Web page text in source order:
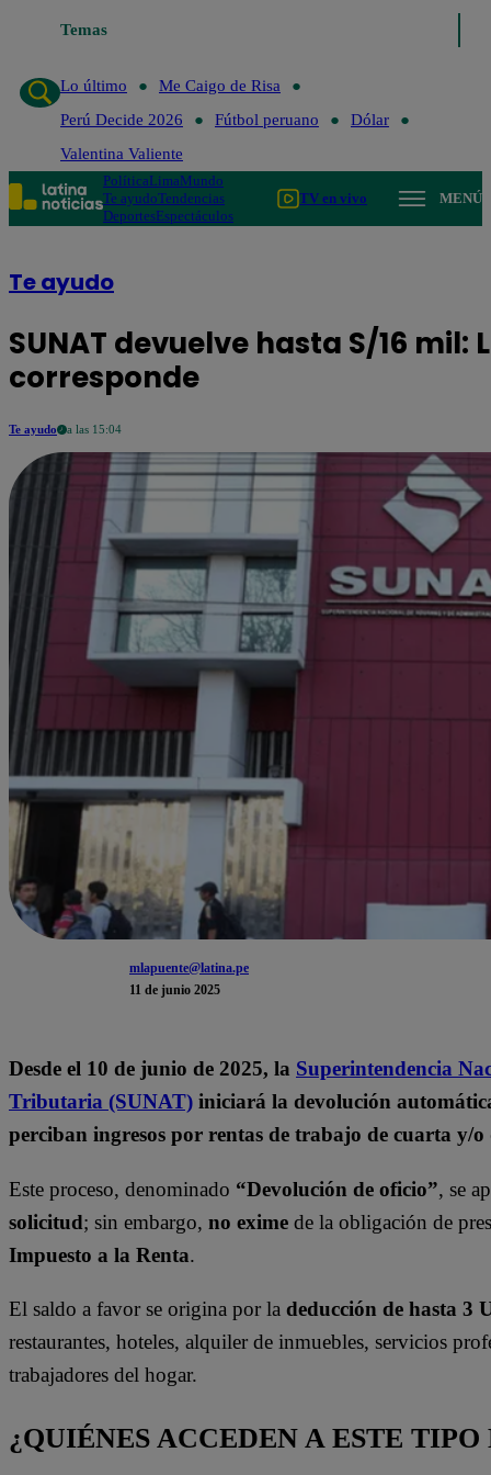
Temas
Lo último
Me Caigo de Risa
Perú Decide 2026
Fútbol peruano
Dólar
Valentina Valiente
PolíticaLimaMundo
Te ayudoTendencias
DeportesEspectáculos
TV en vivo MENÚ
Te ayudo
SUNAT devuelve hasta S/16 mil:
corresponde
Te ayudo a las 15:04
mlapuente@latina.pe
11 de junio 2025
Desde el 10 de junio de 2025, la Superintendencia
Tributaria (SUNAT) iniciará la devolución
perciban ingresos por rentas de trabajo de cuarta y/
Este proceso, denominado “Devolución de oficio”, se
solicitud; sin embargo, no exime de la obligación de
Impuesto a la Renta.
El saldo a favor se origina por la deducción de hasta 3
restaurantes, hoteles, alquiler de inmuebles, servicios
trabajadores del hogar.
¿QUIÉNES ACCEDEN A ESTE